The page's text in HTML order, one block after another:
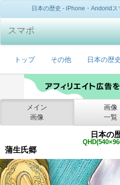
日本の歴史 - iPhone・Andorid
スマポ
トップ その他 日本の歴史
メイン
画像
画像
一覧
日本の
蒲生氏郷